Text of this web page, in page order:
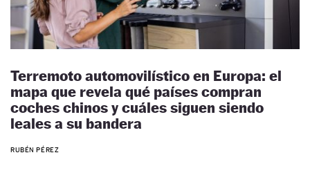
Terremoto automovilístico en Europa: el
mapa que revela qué países compran
coches chinos y cuáles siguen siendo
leales a su bandera
RUBÉN PÉREZ